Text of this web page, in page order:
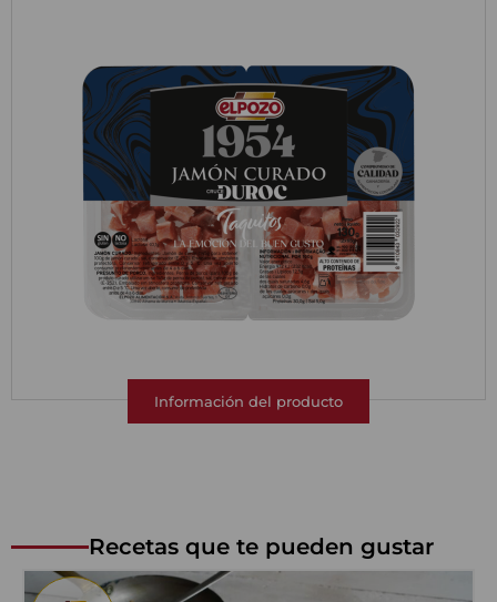
Información del producto
Recetas que te pueden gustar